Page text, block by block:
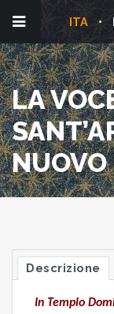
ITA
LA
NUOVO
Descrizione
In Templo